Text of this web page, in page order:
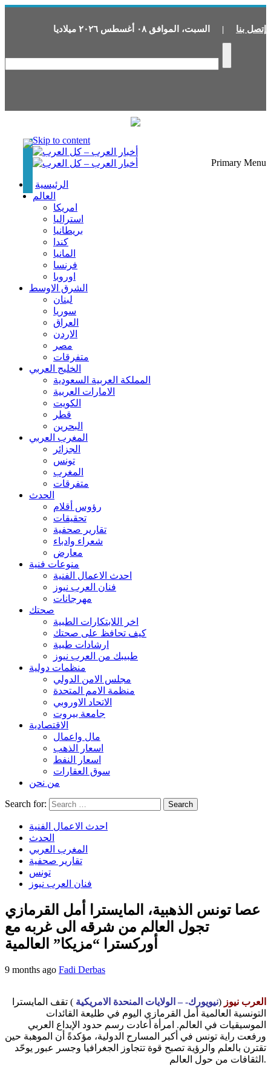
إتصل بنا | السبت، الموافق ٠٨ أغسطس ٢٠٢٦ ميلاديا
Skip to content
Primary Menu
الرئيسية
العالم
امريكا
استراليا
بريطانيا
كندا
المانيا
فرنسا
اوروبا
الشرق الاوسط
لبنان
سوريا
العراق
الاردن
مصر
متفرقات
الخليج العربي
المملكة العربية السعودية
الامارات العربية
الكويت
قطر
البحرين
المغرب العربي
الجزائر
تونس
المغرب
متفرقات
الحدث
رؤوس أقلام
تحقيقات
تقارير صحفية
شعراء وادباء
معارض
منوعات فنية
احدث الاعمال الفنية
فنان العرب نيوز
مهرجانات
صحتك
اخر اللابتكارات الطبية
كيف تحافظ على صحتك
ارشادات طبية
طبيبك من العرب نيوز
منظمات دولية
مجلس الامن الدولي
منظمة الامم المتحدة
الاتحاد الاوروبي
جامعة بيروت
الاقتصادية
مال واعمال
اسعار الذهب
اسعار النفط
سوق العقارات
من نحن
Search for:
احدث الاعمال الفنية
الحدث
المغرب العربي
تقارير صحفية
تونس
فنان العرب نيوز
عصا تونس الذهبية، المايسترا أمل القرمازي
تجول العالم من شرقه الى غربه مع
أوركسترا “مزيكا” العالمية
9 months ago Fadi Derbas
العرب نيوز (نيويورك- – الولايات المنحدة الامريكية ) تقف المايسترا
التونسية العالمية أمل القرمازي اليوم في طليعة القائدات
الموسيقيات في العالم. امرأة أعادت رسم حدود الإبداع العربي
ورفعت راية تونس في أكبر المسارح الدولية، مؤكدةً أن الموهبة حين
تقترن بالعلم والرؤية تصبح قوة تتجاوز الجغرافيا وجسر عبور يوحّد
الثقافات من حول العالم.